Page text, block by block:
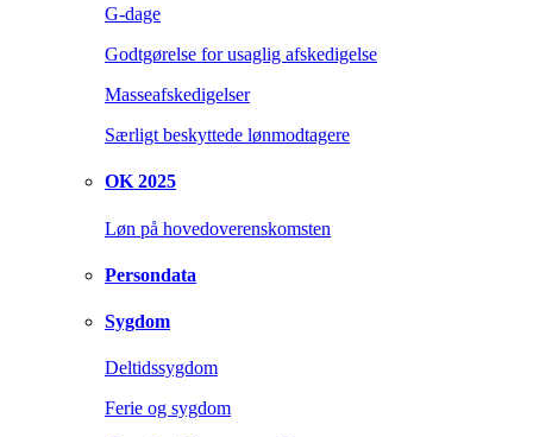
G-dage
Godtgørelse for usaglig afskedigelse
Masseafskedigelser
Særligt beskyttede lønmodtagere
OK 2025
Løn på hovedoverenskomsten
Persondata
Sygdom
Deltidssygdom
Ferie og sygdom